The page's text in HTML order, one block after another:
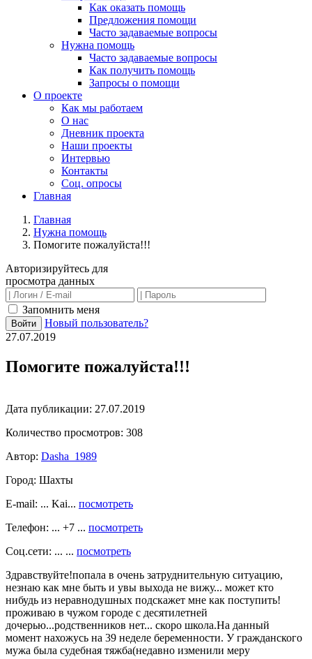
Как оказать помощь
Предложения помощи
Часто задаваемые вопросы
Нужна помощь
Часто задаваемые вопросы
Как получить помощь
Запросы о помощи
О проекте
Как мы работаем
О нас
Дневник проекта
Наши проекты
Интервью
Контакты
Соц. опросы
Главная
Главная
Нужна помощь
Помогите пожалуйста!!!
Авторизируйтесь для
просмотра данных
Запомнить меня
Войти
Новый пользователь?
27.07.2019
Помогите пожалуйста!!!
Дата публикации: 27.07.2019
Количество просмотров: 308
Автор: Dasha_1989
Город: Шахты
E-mail: ... Kai... посмотреть
Телефон: ... +7 ... посмотреть
Соц.сети: ... ... посмотреть
Здравствуйте!попала в очень затруднительную ситуацию,
незнаю как мне быть и увы выхода не вижу... может кто
нибудь из неравнодушных подскажет мне как поступить!
проживаю в чужом городе с десятилетней
дочерью...родственников нет... скоро школа.На данный
момент нахожусь на 39 неделе беременности. У гражданского
мужа была судебная тяжба(недавно изменили меру